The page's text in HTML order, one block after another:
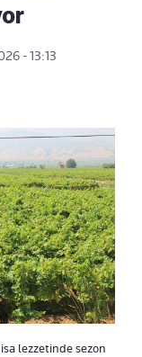
- 13:13
lezzetinde sezon